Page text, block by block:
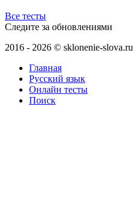
Все тесты
Следите за обновлениями
2016 - 2026 © sklonenie-slova.ru
Главная
Русский язык
Онлайн тесты
Поиск